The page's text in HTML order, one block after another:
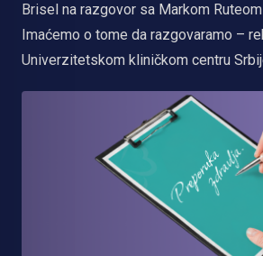
Brisel na razgovor sa Markom
Imaćemo o tome da razgovaramo –
Univerzitetskom kliničkom centru